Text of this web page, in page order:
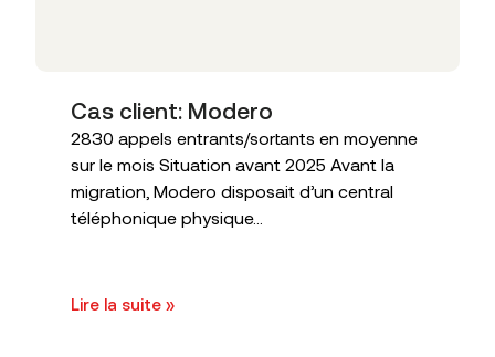
Cas client: Modero
2830 appels entrants/sortants en moyenne
sur le mois Situation avant 2025 Avant la
migration, Modero disposait d’un central
téléphonique physique...
Lire la suite »